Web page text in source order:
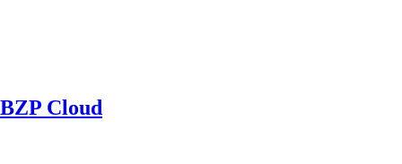
BZP Cloud